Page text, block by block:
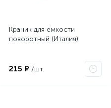
Краник для ёмкости
поворотный (Италия)
215 ₽ /шт.